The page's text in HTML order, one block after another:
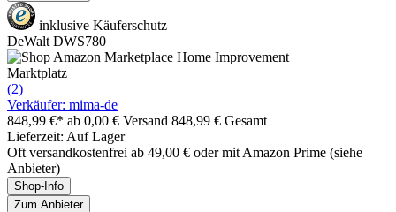
inklusive Käuferschutz
DeWalt DWS780
Marktplatz
(2)
Verkäufer: mima-de
848,99 €* ab 0,00 € Versand 848,99 € Gesamt
Lieferzeit: Auf Lager
Oft versandkostenfrei ab 49,00 € oder mit Amazon Prime (siehe
Anbieter)
Shop-Info
Zum Anbieter